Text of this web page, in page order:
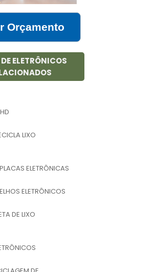
Orçamento
ELETRÔNICOS
LIXO
ELETRÔNICAS
ELETRÔNICOS
DE LIXO